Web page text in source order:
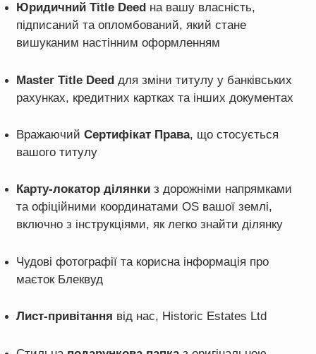
Юридичний Title Deedна вашу власність,
підписаний таопломбований, який стане
вишуканим настінним оформленням
Master Title Deedдля зміни титулу у банківських
рахунках, кредитних картках та інших документах
Вражаючий Сертифікат Права, що стосується
вашого титулу
Карту-локатор ділянкиз дорожніми напрямками
та офіційними координатами OS вашої землі,
включно з інструкціями, як легко знайти ділянку
Чудові фотографії та корисна інформація про
маєток Блеквуд
Лист-привітання від нас, Historic Estates Ltd